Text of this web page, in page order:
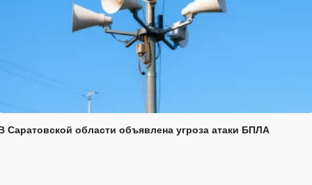
Саратовской области объявлена угроза атаки БПЛА